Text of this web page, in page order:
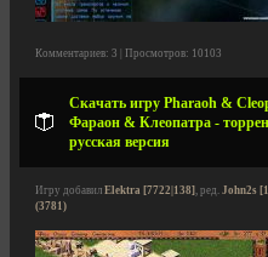
Комментариев: 3 | Просмотров: 10103
Скачать игру Pharaoh &
Фараон & Клеопатра -
русская версия
Игру добавил Elektra [7722|138], ред. John2s
(3781)